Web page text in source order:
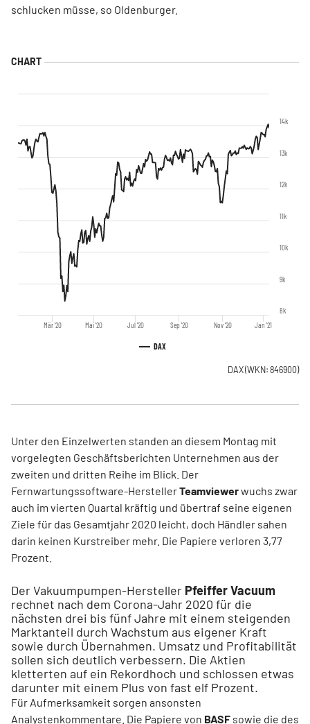
schlucken müsse, so Oldenburger.
DAX
Mär '20 Mai '20 Jul '20 Sep '20 Nov '20 Jan '21
8k
9k
10k
11k
12k
13k
14k
DAX(WKN: 846900)
Unter den Einzelwerten standen an diesem Montag mit
vorgelegten Geschäftsberichten Unternehmen aus der
zweiten und dritten Reihe im Blick. Der
Fernwartungssoftware-HerstellerTeamviewerwuchs zwar
auch im vierten Quartal kräftig und übertraf seine eigenen
Ziele für das Gesamtjahr 2020 leicht, doch Händler sahen
darin keinen Kurstreiber mehr. Die Papiere verloren 3,77
Prozent.
Der Vakuumpumpen-Hersteller Pfeiffer Vacuum
rechnet nach dem Corona-Jahr 2020 für die
nächsten drei bis fünf Jahre mit einem steigenden
Marktanteil durch Wachstum aus eigener Kraft
sowie durch Übernahmen. Umsatz und Profitabilität
sollen sich deutlich verbessern. Die Aktien
kletterten auf ein Rekordhoch und schlossen etwas
darunter mit einem Plus von fast elf Prozent.
Für Aufmerksamkeit sorgen ansonsten
Analystenkommentare. Die Papiere von BASF sowie die des